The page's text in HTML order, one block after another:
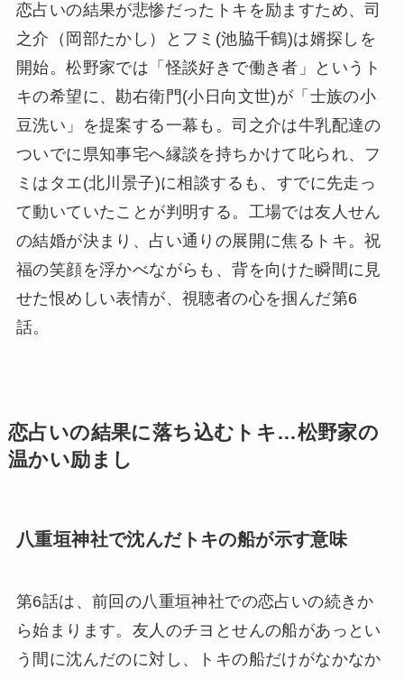
恋占いの結果が悲惨だったトキを励ますため、司
之介（岡部たかし）とフミ(池脇千鶴)は婿探しを
開始。松野家では「怪談好きで働き者」というト
キの希望に、勘右衛門(小日向文世)が「士族の小
豆洗い」を提案する一幕も。司之介は牛乳配達の
ついでに県知事宅へ縁談を持ちかけて叱られ、フ
ミはタエ(北川景子)に相談するも、すでに先走っ
て動いていたことが判明する。工場では友人せん
の結婚が決まり、占い通りの展開に焦るトキ。祝
福の笑顔を浮かべながらも、背を向けた瞬間に見
せた恨めしい表情が、視聴者の心を掴んだ第6
話。
恋占いの結果に落ち込むトキ…松野家の
温かい励まし
八重垣神社で沈んだトキの船が示す意味
第6話は、前回の八重垣神社での恋占いの続きか
ら始まります。友人のチヨとせんの船があっとい
う間に沈んだのに対し、トキの船だけがなかなか